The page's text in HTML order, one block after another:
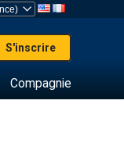
S'inscrire
Compagnie